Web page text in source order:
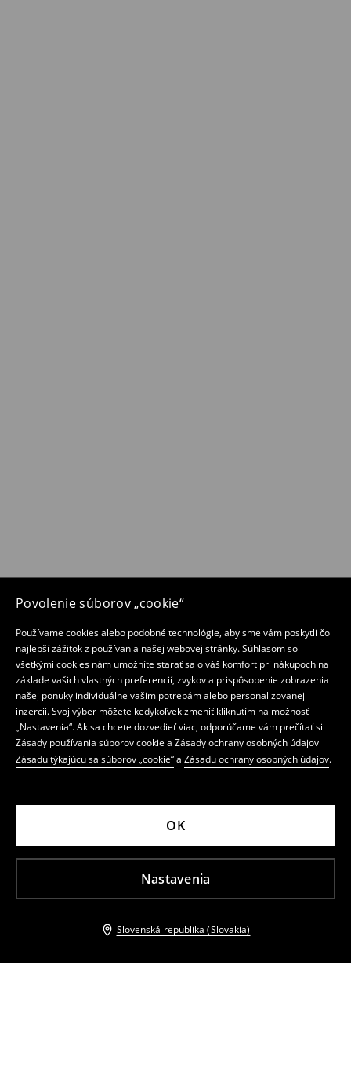
Povolenie súborov „cookie“
Používame cookies alebo podobné technológie, aby sme vám poskytli čo
najlepší zážitok z používania našej webovej stránky. Súhlasom so
všetkými cookies nám umožníte starať sa o váš komfort pri nákupoch na
základe vašich vlastných preferencií, zvykov a prispôsobenie zobrazenia
našej ponuky individuálne vašim potrebám alebo personalizovanej
inzercii. Svoj výber môžete kedykoľvek zmeniť kliknutím na možnosť
„Nastavenia“. Ak sa chcete dozvedieť viac, odporúčame vám prečítať si
Zásady používania súborov cookie a Zásady ochrany osobných údajov
Zásadu týkajúcu sa súborov „cookie“a Zásadu ochrany osobných údajov.
Nastavenia
OK
Slovenská republika (Slovakia)